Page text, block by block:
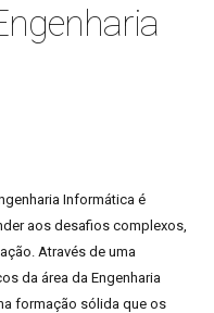
Informática é
aos desafios complexos,
Através de uma
da área da Engenharia
formação sólida que os